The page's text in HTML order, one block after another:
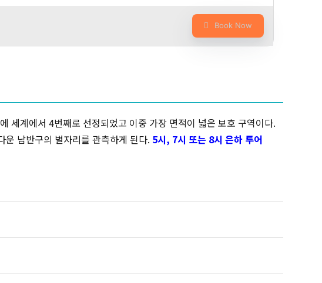
Book Now
세계에서 4번째로 선정되었고 이중 가장 면적이 넓은 보호 구역이다.
남반구의 별자리를 관측하게 된다. 5시, 7시 또는 8시 은하 투어